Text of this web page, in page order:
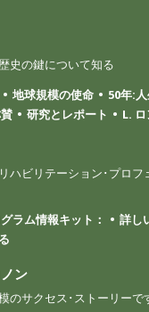
史の鍵について知る
地球規模の使命 50年:
研究とレポート L.
ハビリテーション･プロフ
ラム情報キット：
詳し
ン
のサクセス･ストーリーで